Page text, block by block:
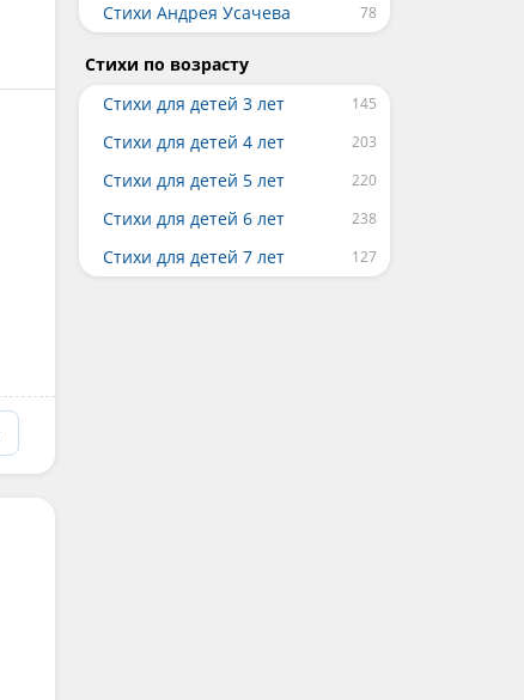
Стихи Андрея Усачева
Стихи по возрасту
Стихи для детей 3 лет
Стихи для детей 4 лет
Стихи для детей 5 лет
Стихи для детей 6 лет
Стихи для детей 7 лет